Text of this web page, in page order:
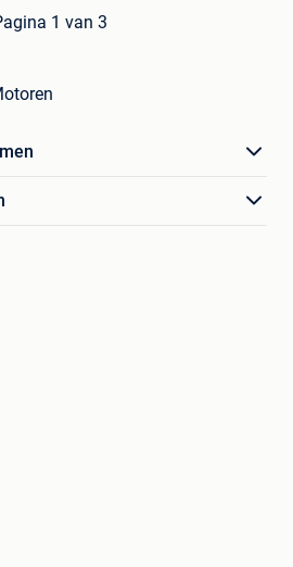
1 van 3